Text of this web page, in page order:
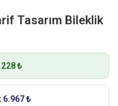
Tasarım Bileklik
₺
6.967 ₺